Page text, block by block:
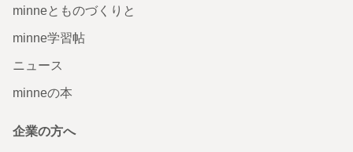
minneとものづくりと
minne学習帖
ニュース
minneの本
企業の方へ